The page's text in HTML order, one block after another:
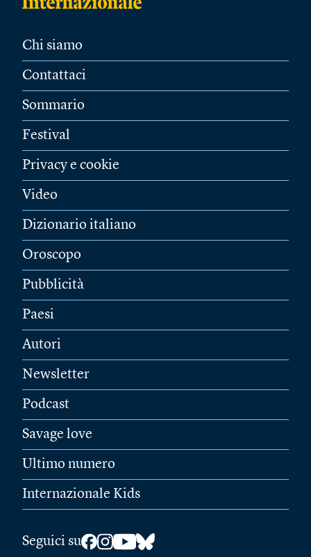
Chi siamo
Contattaci
Sommario
Festival
Privacy e cookie
Video
Dizionario italiano
Oroscopo
Pubblicità
Paesi
Autori
Newsletter
Podcast
Savage love
Ultimo numero
Internazionale Kids
Seguici su